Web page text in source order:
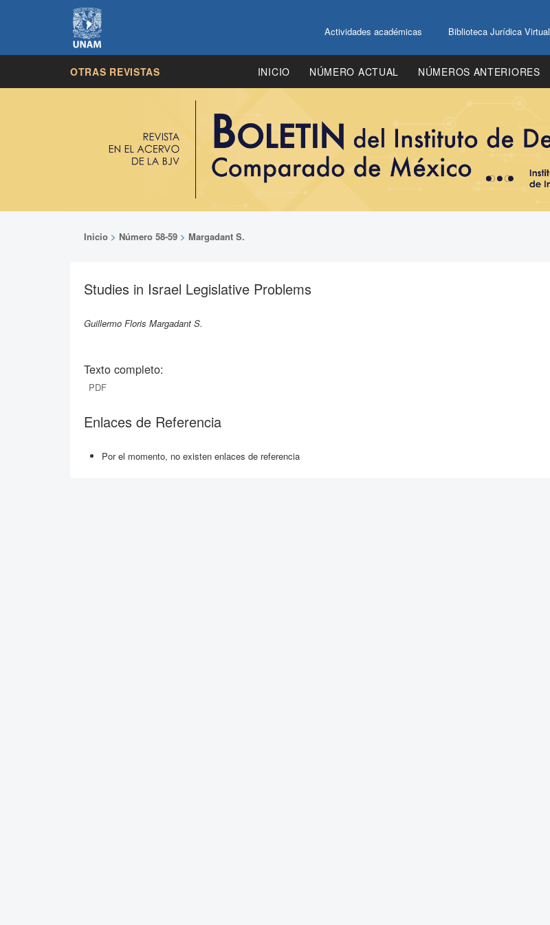
Actividades académicas Biblioteca Jurídica Virtual
OTRAS REVISTAS INICIO NÚMERO ACTUAL NÚMEROS ANTERIORES
Inicio > Número 58-59 > Margadant S.
Studies in Israel Legislative Problems
Guillermo Floris Margadant S.
Texto completo:
PDF
Enlaces de Referencia
Por el momento, no existen enlaces de referencia